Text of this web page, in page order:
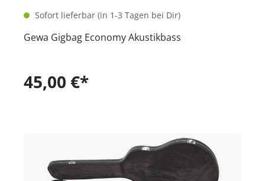
Sofort lieferbar (in 1-3 Tagen bei Dir)
Gewa Gigbag Economy Akustikbass
45,00 €*